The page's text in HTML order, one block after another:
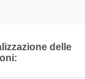
delle